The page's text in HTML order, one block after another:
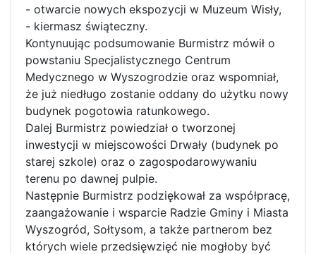
- otwarcie nowych ekspozycji w Muzeum Wisły,
- kiermasz świąteczny.
Kontynuując podsumowanie Burmistrz mówił o
powstaniu Specjalistycznego Centrum
Medycznego w Wyszogrodzie oraz wspomniał,
że już niedługo zostanie oddany do użytku nowy
budynek pogotowia ratunkowego.
Dalej Burmistrz powiedział o tworzonej
inwestycji w miejscowości Drwały (budynek po
starej szkole) oraz o zagospodarowywaniu
terenu po dawnej pulpie.
Następnie Burmistrz podziękował za współpracę,
zaangażowanie i wsparcie Radzie Gminy i Miasta
Wyszogród, Sołtysom, a także partnerom bez
których wiele przedsięwzięć nie mogłoby być